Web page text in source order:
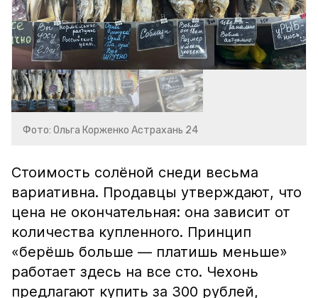
Фото: Ольга Корженко Астрахань 24
Стоимость солёной снеди весьма
вариативна. Продавцы утверждают, что
цена не окончательная: она зависит от
количества купленного. Принцип
«берёшь больше — платишь меньше»
работает здесь на все сто. Чехонь
предлагают купить за 300 рублей,